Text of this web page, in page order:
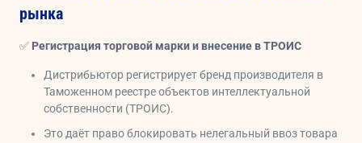
рынка
✅ Регистрация торговой марки и внесение в ТРОИС
Дистрибьютор регистрирует бренд производителя в
Таможенном реестре объектов интеллектуальной
собственности (ТРОИС).
Это даёт право блокировать нелегальный ввоз товара